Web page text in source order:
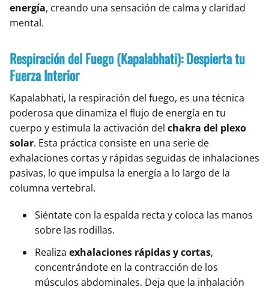
energía, creando una sensación de calma y claridad
mental.
Respiración del Fuego (Kapalabhati): Despierta tu
Fuerza Interior
Kapalabhati, la respiración del fuego, es una técnica
poderosa que dinamiza el flujo de energía en tu
cuerpo y estimula la activación del chakra del plexo
solar. Esta práctica consiste en una serie de
exhalaciones cortas y rápidas seguidas de inhalaciones
pasivas, lo que impulsa la energía a lo largo de la
columna vertebral.
Siéntate con la espalda recta y coloca las manos
sobre las rodillas.
Realiza exhalaciones rápidas y cortas,
concentrándote en la contracción de los
músculos abdominales. Deja que la inhalación